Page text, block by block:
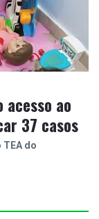
ao
37 casos
do